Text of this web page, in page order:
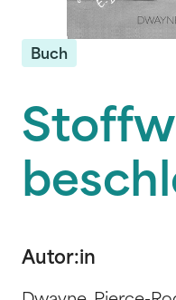
Buch
Autor:in